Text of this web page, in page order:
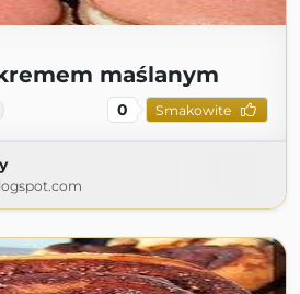
maślanym
0 Smakowite